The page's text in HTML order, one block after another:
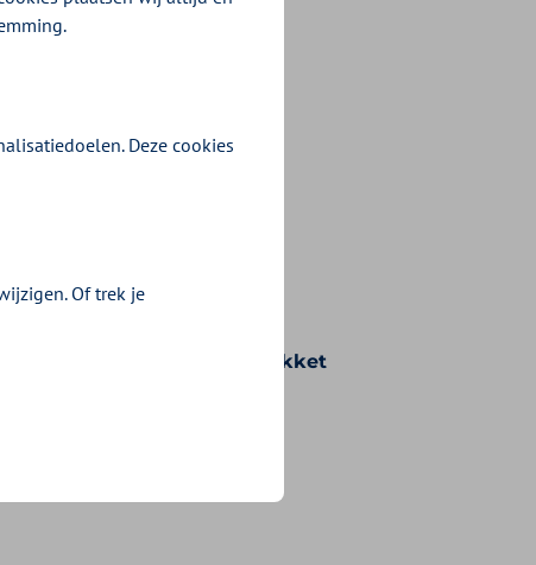
voorwaarden die bij uw pakket
Deze cookies
Of trek je